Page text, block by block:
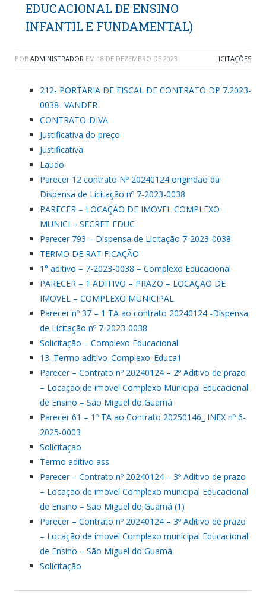
EDUCACIONAL DE ENSINO
INFANTIL E FUNDAMENTAL)
POR ADMINISTRADOR EM 18 DE DEZEMBRO DE 2023 LICITAÇÕES
212- PORTARIA DE FISCAL DE CONTRATO DP 7.2023-
0038- VANDER
CONTRATO-DIVA
Justificativa do preço
Justificativa
Laudo
Parecer 12 contrato Nº 20240124 origindao da
Dispensa de Licitação nº 7-2023-0038
PARECER – LOCAÇÃO DE IMOVEL COMPLEXO
MUNICI – SECRET EDUC
Parecer 793 – Dispensa de Licitação 7-2023-0038
TERMO DE RATIFICAÇÃO
1° aditivo – 7-2023-0038 – Complexo Educacional
PARECER – 1 ADITIVO – PRAZO – LOCAÇÃO DE
IMOVEL – COMPLEXO MUNICIPAL
Parecer nº 37 – 1 TA ao contrato 20240124 -Dispensa
de Licitação nº 7-2023-0038
Solicitação – Complexo Educacional
13. Termo aditivo_Complexo_Educa1
Parecer – Contrato nº 20240124 – 2º Aditivo de prazo
– Locação de imovel Complexo Municipal Educacional
de Ensino – São Miguel do Guamá
Parecer 61 – 1º TA ao Contrato 20250146_ INEX nº 6-
2025-0003
Solicitaçao
Termo aditivo ass
Parecer – Contrato nº 20240124 – 3º Aditivo de prazo
– Locação de imovel Complexo municipal Educacional
de Ensino – São Miguel do Guamá (1)
Parecer – Contrato nº 20240124 – 3º Aditivo de prazo
– Locação de imovel Complexo municipal Educacional
de Ensino – São Miguel do Guamá
Solicitação